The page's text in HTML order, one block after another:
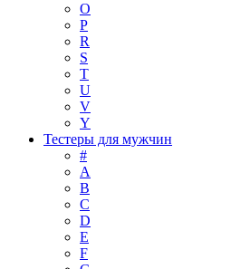
O
P
R
S
T
U
V
Y
Тестеры для мужчин
#
A
B
C
D
E
F